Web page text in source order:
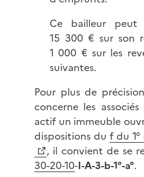
Ce bailleur
15 300 € sur son
1 000 € sur les
suivantes.
Pour plus de
concerne les
actif un immeuble
dispositions du f du
, il convient de se
30-20-10-I-A-3-b-1°-a°.